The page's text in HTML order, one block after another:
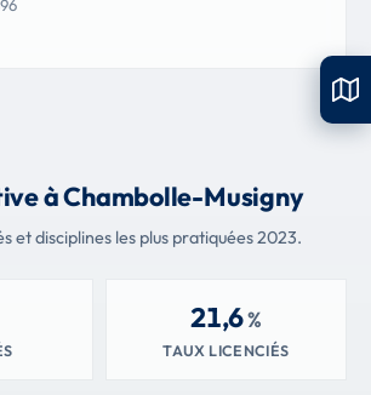
à Chambolle-Musigny
et disciplines les plus pratiquées 2023.
21,6%
TAUX LICENCIÉS